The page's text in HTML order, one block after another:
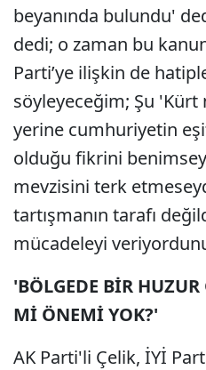
beyanında bulundu'
dedi; o zaman bu
Parti’ye ilişkin de
söyleyeceğim; Şu
yerine cumhuriyetin
olduğu fikrini
mevzisini terk
tartışmanın tarafı
mücadeleyi
'BÖLGEDE BİR
Mİ ÖNEMİ YOK?'
AK Parti'li Çelik, İYİ